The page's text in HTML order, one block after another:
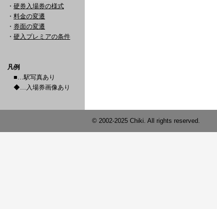
・ 硬券入場券の様式
・ 料金の変遷
・ 券面の変遷
・ 硬入プレミアの条件
凡例
■…駅写真あり
◆…入場券画像あり
© 2002-2025 Chiki. All rights reserved.